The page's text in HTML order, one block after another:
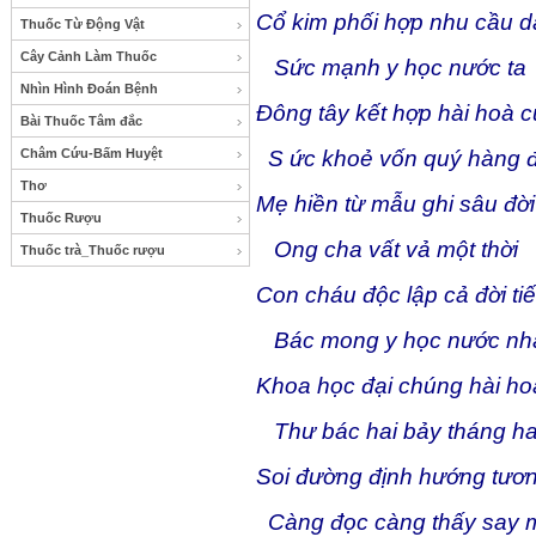
Thuốc Từ Động Vật
Cây Cảnh Làm Thuốc
Nhìn Hình Đoán Bệnh
Bài Thuốc Tâm đắc
Châm Cứu-Bấm Huyệt
Thơ
Thuốc Rượu
Thuốc trà_Thuốc rượu
Cổ kim phối hợp nhu cầu
Sức mạnh y học nước ta
Đông tây kết hợp hài hoà
S ức khoẻ vốn quý hàng
Mẹ hiền từ mẫu ghi sâu
Ong cha vất vả một thời
Con cháu độc lập cả đời
Bác mong y học nước
Khoa học đại chúng hài
Thư bác hai bảy tháng
Soi đường định hướng
Càng đọc càng thấy say